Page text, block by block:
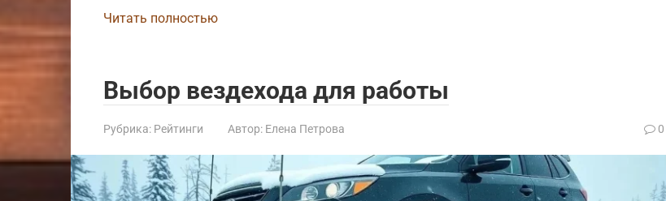
Читать полностью
Выбор вездехода для работы
Рубрика: Рейтинги Автор: Елена Петрова 0